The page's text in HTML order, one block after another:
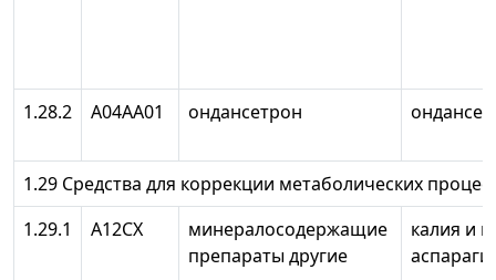
1.28.2 А04АА01 ондансетрон
1.29 Средства для коррекции метаболических
1.29.1
А12СХ
минералосодержащие
препараты другие
калия и